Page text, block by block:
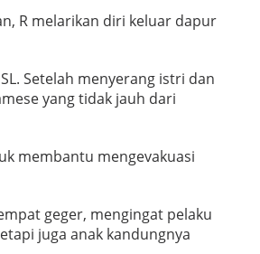
R melarikan diri keluar dapur
Setelah menyerang istri dan
yang tidak jauh dari
membantu mengevakuasi
geger, mengingat pelaku
juga anak kandungnya